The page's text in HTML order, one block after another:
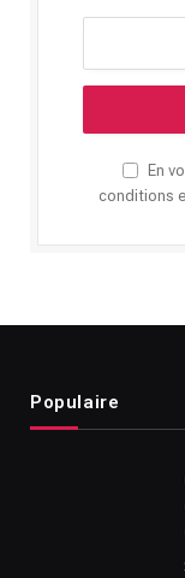
En
conditions
Populaire